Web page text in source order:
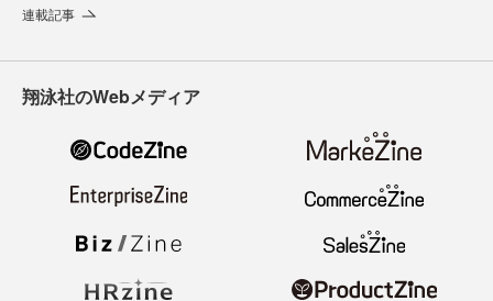
連載記事
翔泳社のWebメディア